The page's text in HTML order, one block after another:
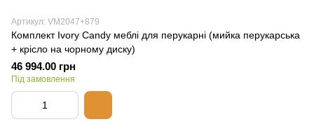
Артикул: VM2047+879
Комплект Ivory Candy меблі для перукарні (мийка перукарська
+ крісло на чорному диску)
46 994.00 грн
Під замовлення